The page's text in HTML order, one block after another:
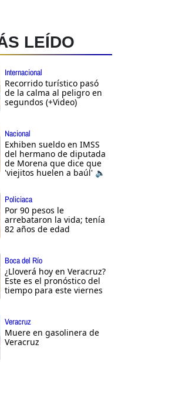
LEÍDO
Internacional
Recorrido turístico pasó
de la calma al peligro en
segundos (+Video)
Nacional
Exhiben sueldo en IMSS
del hermano de diputada
de Morena que dice que
'viejitos huelen a baúl' 🔈
Policiaca
Por 90 pesos le
arrebataron la vida; tenía
82 años de edad
Boca del Río
¿Lloverá hoy en Veracruz?
Este es el pronóstico del
tiempo para este viernes
Veracruz
Muere en gasolinera de
Veracruz